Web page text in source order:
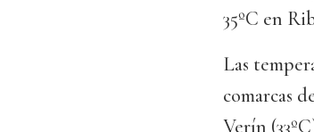
35ºC en
Las
comarcas
Verín